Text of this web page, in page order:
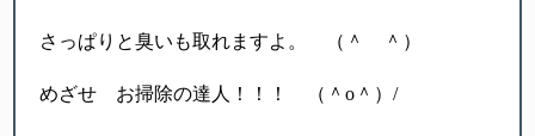
さっぱりと臭いも取れますよ。 （＾ ＾）
めざせ お掃除の達人！！！ （＾o＾）/